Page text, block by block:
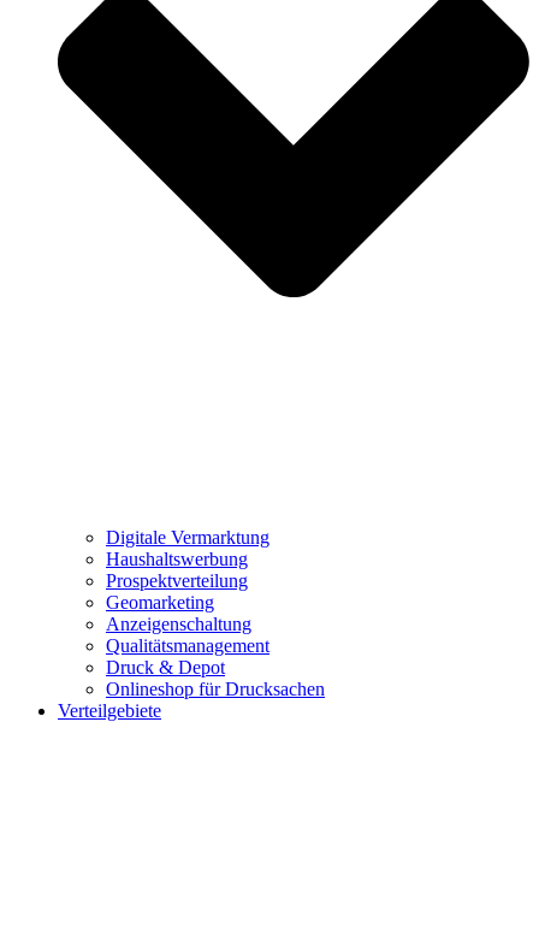
Digitale Vermarktung
Haushaltswerbung
Prospektverteilung
Geomarketing
Anzeigenschaltung
Qualitätsmanagement
Druck & Depot
Onlineshop für Drucksachen
Verteilgebiete